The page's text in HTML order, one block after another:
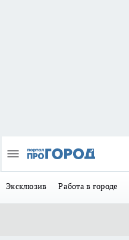
Эксклюзив Работа в городе